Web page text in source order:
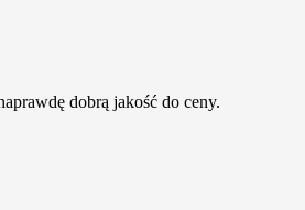
dobrą jakość do ceny.